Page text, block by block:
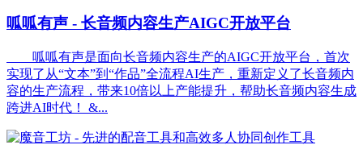
呱呱有声 - 长音频内容生产AIGC开放平台
呱呱有声是面向长音频内容生产的AIGC开放平台，首次
实现了从“文本”到“作品”全流程AI生产，重新定义了长音频内
容的生产流程，带来10倍以上产能提升，帮助长音频内容生成
跨进AI时代！ &...